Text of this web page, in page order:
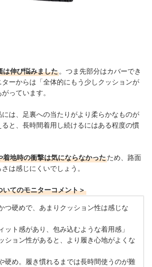
は伸び悩みました 。つま先部分はカバーでき
ーからは「全体的にもう少しクッションが
っています。
は、足裏への当たりがより柔らかなものが
と、長時間着用し続けるにはある程度の慣
着地時の衝撃は気にならなかったため、路面
は感じにくいでしょう。
いてのモニターコメント＞
つ硬めで、あまりクッション性は感じな
ット感があり、包み込むような着用感」
ション性があると、より履き心地がよくな
硬め。履き慣れるまでは長時間使うのが難